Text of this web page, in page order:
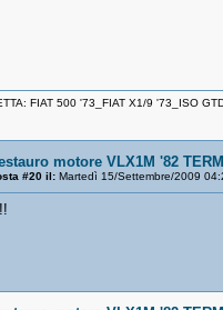
FIAT 500 '73_FIAT X1/9 '73_ISO
motore VLX1M '82
#20 il: Martedì 15/Settembre/2009